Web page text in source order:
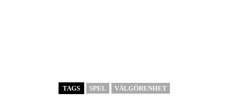
TAGS SPEL VÄLGÖRENHET